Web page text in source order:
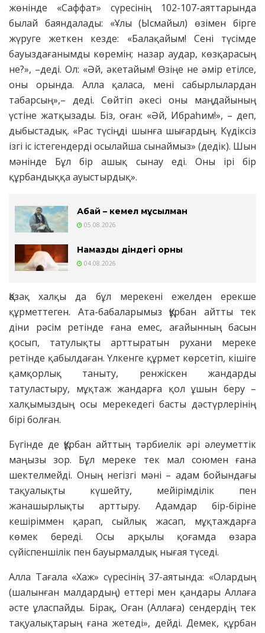
жөнінде «Саффат» сүресінің 102-107-аяттарында
былай баяндалады: «Ұлы (Ысмайыл) өзімен бірге
жүруге жеткен кезде: «Балақайым! Сені түсімде
бауыздағанымды көремін; назар аудар, көзқарасың
не?», –деді. Ол: «Әй, әкетайым! Өзіңе не әмір етілсе,
оны орында. Алла қаласа, мені сабырлылардан
табарсың»,– деді. Сөйтіп әкесі оны маңдайының
үстіне жатқызады. Біз, оған: «Әй, Ибраһим!», – деп,
дыбыстадық. «Рас түсіңді шынға шығардың. Күдіксіз
ізгі іс істегендерді осылайша сынаймыз» (дедік). Шын
мәнінде Бұл бір ашық сынау еді. Оны ірі бір
құрбандыққа ауыстырдық».
Абай – кемел мұсылман
05.08.2026
Намаздың діндегі орны
04.08.2026
Қазақ халқы да бұл мерекені ежелден ерекше
құрметтеген. Ата-бабаларымыз Құрбан айтты тек
діни рәсім ретінде ғана емес, ағайынның басын
қосып, татулықты арттыратын рухани мереке
ретінде қабылдаған. Үлкенге құрмет көрсетіп, кішіге
қамқорлық таныту, ренжіскен жандарды
татуластыру, мұқтаж жандарға қол ұшын беру –
халқымыздың осы мерекедегі басты дәстүрлерінің
бірі болған.
Бүгінде де Құрбан айттың тәрбиелік әрі әлеуметтік
маңызы зор. Бұл мереке тек мал союмен ғана
шектелмейді. Оның негізгі мәні – адам бойындағы
тақуалықты күшейту, мейірімділік пен
жанашырлықты арттыру. Адамдар бір-біріне
кешіріммен қарап, сыйлық жасап, мұқтаждарға
көмек береді. Осы арқылы қоғамда өзара
сүйіспеншілік пен бауырмалдық нығая түседі.
Алла Тағала «Хаж» сүресінің 37-аятында: «Олардың
(шалынған малдардың) еттері мен қандары Аллаға
әсте ұласпайды. Бірақ, Оған (Аллаға) сендердің тек
тақуалықтарың ғана жетеді», дейді. Демек, құрбан